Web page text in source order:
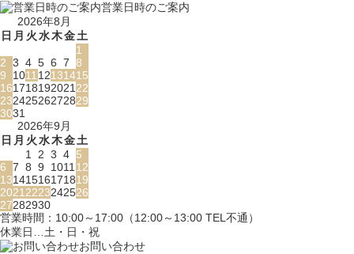
営業日時のご案内
2026年8月
日 月 火水木金土
1
2 3 4 5 6 7 8
9
101112131415
16171819202122
23242526272829
3031
2026年9月
日 月 火水木金土
1 2 3 4 5
6 7 8 9 101112
13141516171819
20212223242526
27282930
営業時間：10:00～17:00（12:00～13:00 TEL不通）
休業日…土・日・祝
お問い合わせ